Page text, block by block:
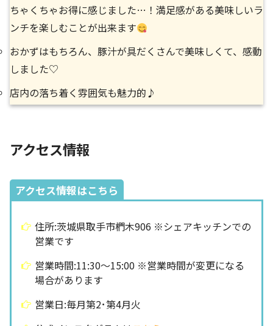
ちゃくちゃお得に感じました…！満足感がある美味しいラ
ンチを楽しむことが出来ます
おかずはもちろん、豚汁が具だくさんで美味しくて、感動
しました♡
店内の落ち着く雰囲気も魅力的♪
アクセス情報
アクセス情報はこちら
住所:茨城県取手市椚木906 ※シェアキッチンでの
営業です
営業時間:11:30〜15:00 ※営業時間が変更になる
場合があります
営業日:毎月第2･第4月火